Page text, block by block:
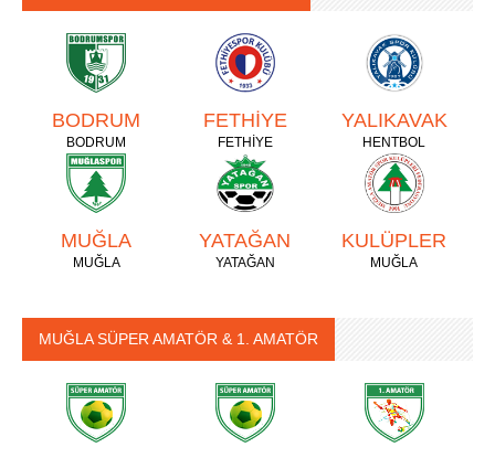
BODRUM
BODRUM
FETHİYE
FETHİYE
YALIKAVAK
HENTBOL
MUĞLA
MUĞLA
YATAĞAN
YATAĞAN
KULÜPLER
MUĞLA
MUĞLA SÜPER AMATÖR & 1. AMATÖR